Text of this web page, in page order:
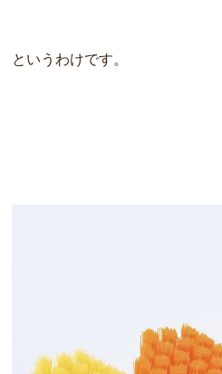
というわけです。